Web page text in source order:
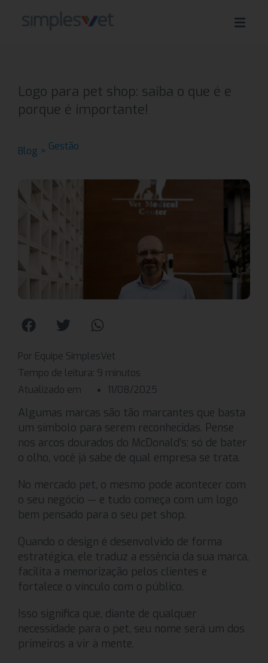
Logo para pet shop: saiba o que é e
porque é importante!
Blog > Gestão
Por Equipe SimplesVet
Tempo de leitura: 9 minutos
Atualizado em
11/08/2025
Algumas marcas são tão marcantes que basta
um símbolo para serem reconhecidas. Pense
nos arcos dourados do McDonald’s: só de bater
o olho, você já sabe de qual empresa se trata.
No mercado pet, o mesmo pode acontecer com
o seu negócio — e tudo começa com um logo
bem pensado para o seu pet shop.
Quando o design é desenvolvido de forma
estratégica, ele traduz a essência da sua marca,
facilita a memorização pelos clientes e
fortalece o vínculo com o público.
Isso significa que, diante de qualquer
necessidade para o pet, seu nome será um dos
primeiros a vir à mente.